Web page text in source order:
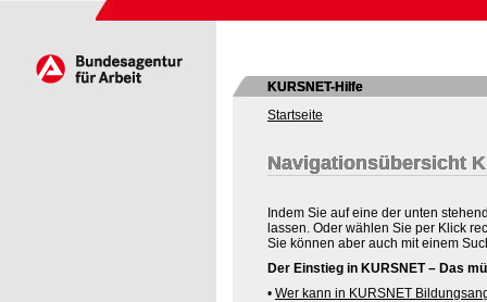
KURSNET-Hilfe
Startseite
Navigationsübersicht
Indem Sie auf eine der unten
lassen. Oder wählen Sie per Klick
Sie können aber auch mit einem
Der Einstieg in KURSNET – Das
• Wer kann in KURSNET